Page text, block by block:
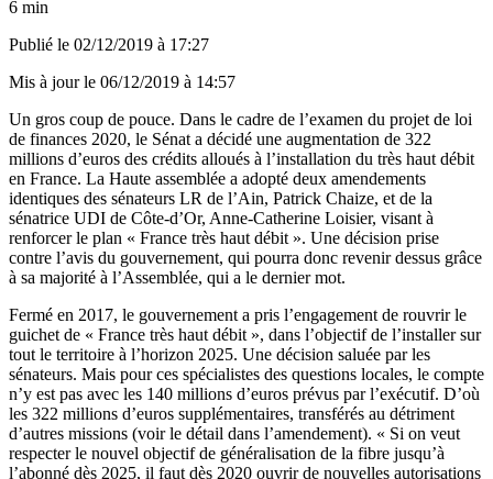
6 min
Publié le 02/12/2019 à 17:27
Mis à jour le 06/12/2019 à 14:57
Un gros coup de pouce. Dans le cadre de l’examen du projet de loi
de finances 2020, le Sénat a décidé une augmentation de 322
millions d’euros des crédits alloués à l’installation du très haut débit
en France. La Haute assemblée a adopté deux amendements
identiques des sénateurs LR de l’Ain, Patrick Chaize, et de la
sénatrice UDI de Côte-d’Or, Anne-Catherine Loisier, visant à
renforcer le plan « France très haut débit ». Une décision prise
contre l’avis du gouvernement, qui pourra donc revenir dessus grâce
à sa majorité à l’Assemblée, qui a le dernier mot.
Fermé en 2017, le gouvernement a pris l’engagement de rouvrir le
guichet de « France très haut débit », dans l’objectif de l’installer sur
tout le territoire à l’horizon 2025. Une décision saluée par les
sénateurs. Mais pour ces spécialistes des questions locales, le compte
n’y est pas avec les 140 millions d’euros prévus par l’exécutif. D’où
les 322 millions d’euros supplémentaires, transférés au détriment
d’autres missions (voir le détail dans l’amendement). « Si on veut
respecter le nouvel objectif de généralisation de la fibre jusqu’à
l’abonné dès 2025, il faut dès 2020 ouvrir de nouvelles autorisations